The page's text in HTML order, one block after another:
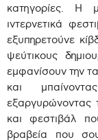
κατηγορίες. Η
ιντερνετικά
εξυπηρετούνε
ψεύτικους
εμφανίσουν την
και
εξαργυρώνοντας
και φεστιβάλ
βραβεία που